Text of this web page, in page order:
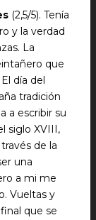
(2,5/5). Tenía
y la verdad
La
que
día del
tradición
a escribir su
siglo XVIII,
de la
una
a mi me
Vueltas y
que se